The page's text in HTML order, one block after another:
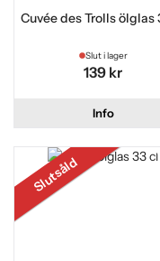
Cuvée des Trolls ölglas
Slut i lager
139 kr
Info
Slutsåld